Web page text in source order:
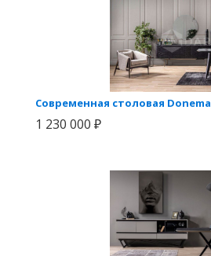
Современная столовая Donema
1 230 000 ₽